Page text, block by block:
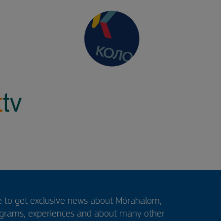
to get exclusive news about Mórahalom,
experiences and about many other